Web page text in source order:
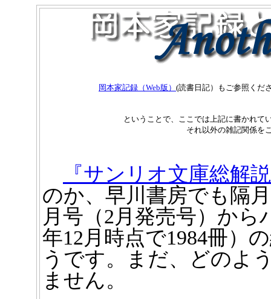
岡本家記録（Web版） (読書日記）もご参照くだ
ということで、ここでは上記に書かれて
それ以外の雑記関係を
『サンリオ文庫総解
のか、早川書房でも隔
月号（2月発売号）から
年12月時点で1984冊）
うです。まだ、どのよ
ません。